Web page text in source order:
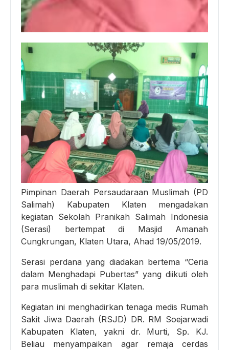
Pimpinan Daerah Persaudaraan Muslimah (PD
Salimah) Kabupaten Klaten mengadakan
kegiatan Sekolah Pranikah Salimah Indonesia
(Serasi) bertempat di Masjid Amanah
Cungkrungan, Klaten Utara, Ahad 19/05/2019.
Serasi perdana yang diadakan bertema “Ceria
dalam Menghadapi Pubertas” yang diikuti oleh
para muslimah di sekitar Klaten.
Kegiatan ini menghadirkan tenaga medis Rumah
Sakit Jiwa Daerah (RSJD) DR. RM Soejarwadi
Kabupaten Klaten, yakni dr. Murti, Sp. KJ.
Beliau menyampaikan agar remaja cerdas